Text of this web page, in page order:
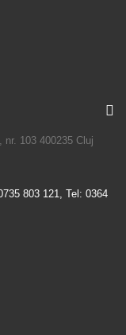
nr. 103 400235 Cluj
803 121, Tel: 0364